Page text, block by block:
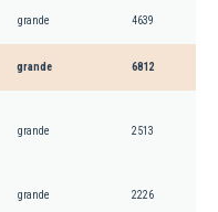
grande 4639
grande 6812
grande 2513
grande 2226